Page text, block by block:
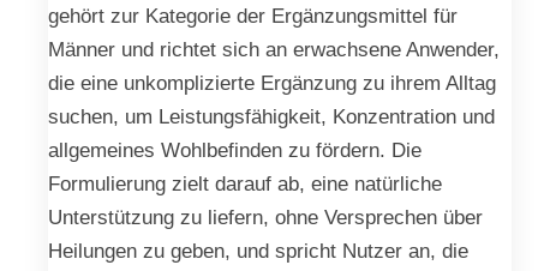
gehört zur Kategorie der Ergänzungsmittel für
Männer und richtet sich an erwachsene Anwender,
die eine unkomplizierte Ergänzung zu ihrem Alltag
suchen, um Leistungsfähigkeit, Konzentration und
allgemeines Wohlbefinden zu fördern. Die
Formulierung zielt darauf ab, eine natürliche
Unterstützung zu liefern, ohne Versprechen über
Heilungen zu geben, und spricht Nutzer an, die